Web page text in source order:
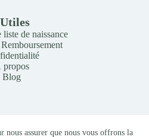
nous assurer que nous vous offrons la
de naissance
propos
Blog
- Création du site :
Baptiste